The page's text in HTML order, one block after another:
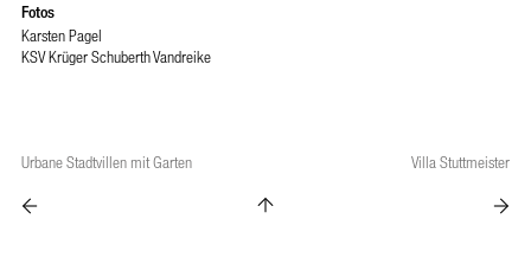
Fotos
Karsten Pagel
KSV Krüger Schuberth Vandreike
Urbane Stadtvillen mit Garten Villa Stuttmeister